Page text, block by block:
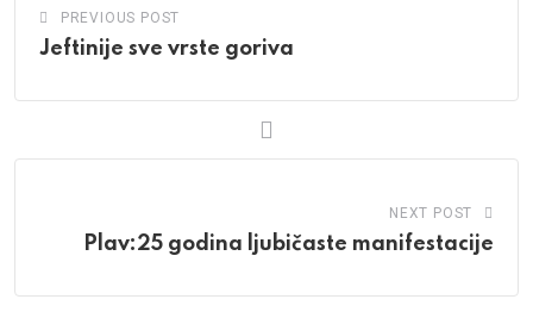
PREVIOUS POST
Jeftinije sve vrste goriva
NEXT POST
Plav:25 godina ljubičaste manifestacije